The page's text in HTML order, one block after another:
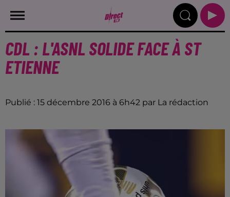
CDL : L'ASNL SOLIDE FACE À ST
ETIENNE
Publié : 15 décembre 2016 à 6h42 par La rédaction